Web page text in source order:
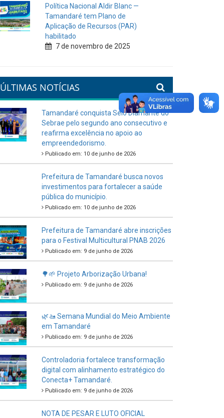
Política Nacional Aldir Blanc —
Tamandaré tem Plano de
Aplicação de Recursos (PAR)
habilitado
7 de novembro de 2025
ÚLTIMAS NOTÍCIAS
Tamandaré conquista Selo Diamante do
Sebrae pelo segundo ano consecutivo e
reafirma excelência no apoio ao
empreendedorismo.
Publicado em: 10 de junho de 2026
Prefeitura de Tamandaré busca novos
investimentos para fortalecer a saúde
pública do município.
Publicado em: 10 de junho de 2026
Prefeitura de Tamandaré abre inscrições
para o Festival Multicultural PNAB 2026
Publicado em: 9 de junho de 2026
🌳🌱 Projeto Arborização Urbana!
Publicado em: 9 de junho de 2026
🌿🚤 Semana Mundial do Meio Ambiente
em Tamandaré
Publicado em: 9 de junho de 2026
Controladoria fortalece transformação
digital com alinhamento estratégico do
Conecta+ Tamandaré.
Publicado em: 9 de junho de 2026
NOTA DE PESAR E LUTO OFICIAL